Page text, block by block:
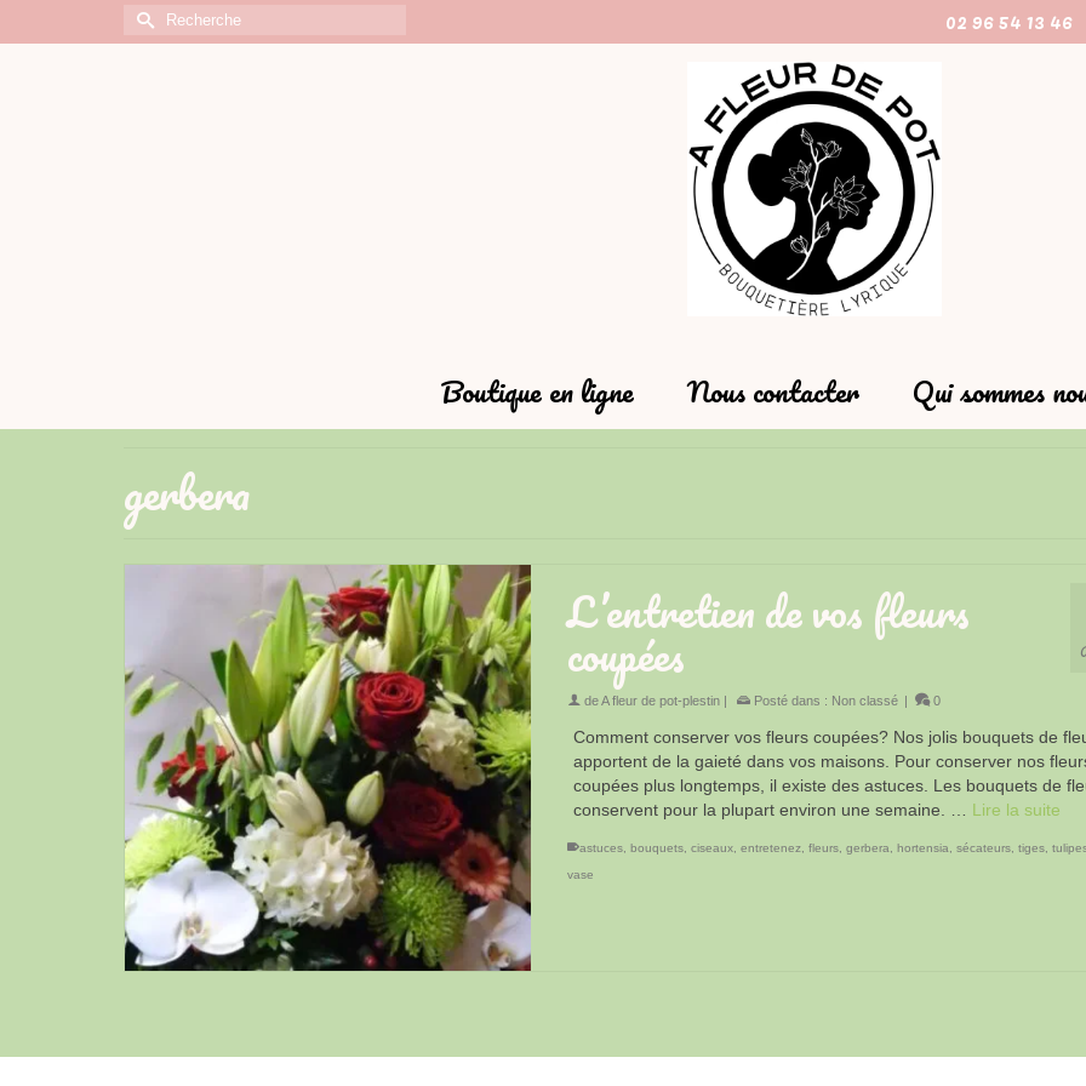
02 96 54 13 46
Rechercher :
Boutique en ligne Nous contacter Qui sommes
gerbera
L’entretien de vos fleurs
coupées
deA fleur de pot-plestin | Posté dans : Non classé | 0
Comment conserver vos fleurs coupées? Nos jolis bouquets de
apportent de la gaieté dans vos maisons. Pour conserver nos
coupées plus longtemps, il existe des astuces. Les bouquets de
conservent pour la plupart environ une semaine. … Lire la suite
astuces, bouquets, ciseaux, entretenez, fleurs, gerbera hortensia sécateurs, tiges,
vase